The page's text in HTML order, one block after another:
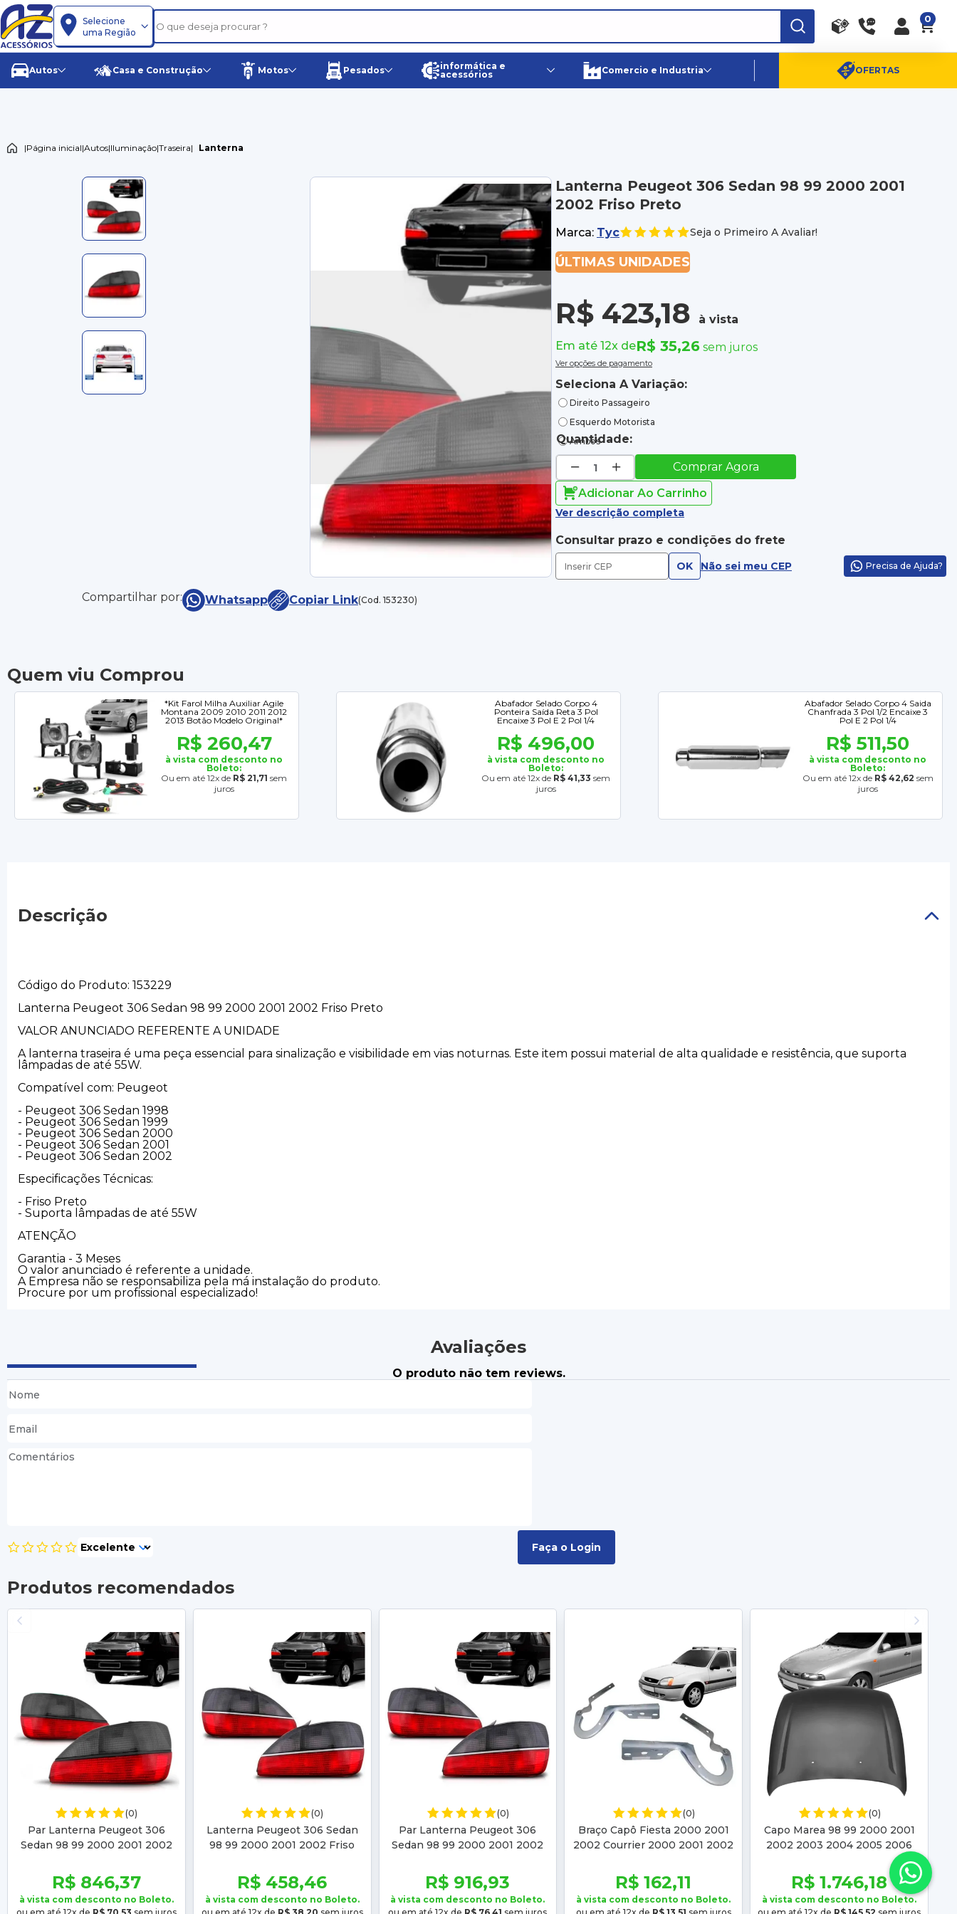
Selecione
uma Região
Canais de Atendimento
(11) 96359-6656
SAC:(11) 4003-0880
0
Autos Casa e Construção Motos Pesados
informática e
acessórios
Comercio e Industria OFERTAS
|Página inicial|Autos|Iluminação|Traseira| Lanterna
Compartilhar por: Whatsapp Copiar Link(Cod. 153230)
Lanterna Peugeot 306 Sedan 98 99 2000 2001
2002 Friso Preto
Marca: Tyc Seja o Primeiro A Avaliar!
ÚLTIMAS UNIDADES
R$ 423,18
à vista
Em até 12x deR$ 35,26 sem juros
Ver opções de pagamento
Seleciona A Variação:
Direito Passageiro
Esquerdo Motorista
Ambos
Quantidade:
Comprar Agora
Adicionar Ao Carrinho
Ver descrição completa
Consultar prazo e condições do frete
OK Não sei meu CEP Precisa de Ajuda?
Quem viu Comprou
*Kit Farol Milha Auxiliar Agile
Montana 2009 2010 2011 2012
2013 Botão Modelo Original*
R$ 260,47
à vista com desconto no
Boleto:
Ou em até 12x de R$ 21,71 sem
juros
Abafador Selado Corpo 4
Ponteira Saída Reta 3 Pol
Encaixe 3 Pol E 2 Pol 1/4
R$ 496,00
à vista com desconto no
Boleto:
Ou em até 12x de R$ 41,33 sem
juros
Abafador Selado Corpo 4 Saida
Chanfrada 3 Pol 1/2 Encaixe 3
Pol E 2 Pol 1/4
R$ 511,50
à vista com desconto no
Boleto:
Ou em até 12x de R$ 42,62 sem
juros
Descrição
Código do Produto: 153229
Lanterna Peugeot 306 Sedan 98 99 2000 2001 2002 Friso Preto
VALOR ANUNCIADO REFERENTE A UNIDADE
A lanterna traseira é uma peça essencial para sinalização e visibilidade em vias noturnas. Este item possui material de alta qualidade e resistência, que suporta
lâmpadas de até 55W.
Compatível com: Peugeot
- Peugeot 306 Sedan 1998
- Peugeot 306 Sedan 1999
- Peugeot 306 Sedan 2000
- Peugeot 306 Sedan 2001
- Peugeot 306 Sedan 2002
Especificações Técnicas:
- Friso Preto
- Suporta lâmpadas de até 55W
ATENÇÃO
Garantia - 3 Meses
O valor anunciado é referente a unidade.
A Empresa não se responsabiliza pela má instalação do produto.
Procure por um profissional especializado!
Avaliações
O produto não tem reviews.
Faça o Login
Produtos recomendados
(0)
Par Lanterna Peugeot 306
Sedan 98 99 2000 2001 2002
R$ 846,37
à vista com desconto no Boleto.
(0)
Lanterna Peugeot 306 Sedan
98 99 2000 2001 2002 Friso
R$ 458,46
à vista com desconto no Boleto.
(0)
Par Lanterna Peugeot 306
Sedan 98 99 2000 2001 2002
R$ 916,93
à vista com desconto no Boleto.
(0)
Braço Capô Fiesta 2000 2001
2002 Courrier 2000 2001 2002
2008 2009 2010 201
R$ 162,11
à vista com desconto no Boleto.
(0)
Capo Marea 98 99 2000 2001
2002 2003 2004 2005 2006
2007 Brava 99 2000 2001 2002
2003
R$ 1.746,18
à vista com desconto no Boleto.